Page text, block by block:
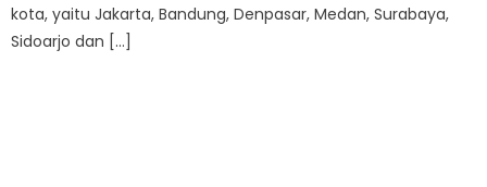
kota, yaitu Jakarta, Bandung, Denpasar, Medan, Surabaya,
Sidoarjo dan […]